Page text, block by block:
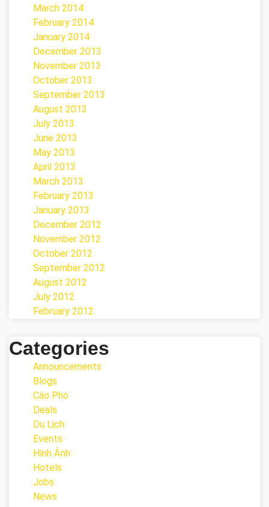
March 2014
February 2014
January 2014
December 2013
November 2013
October 2013
September 2013
August 2013
July 2013
June 2013
May 2013
April 2013
March 2013
February 2013
January 2013
December 2012
November 2012
October 2012
September 2012
August 2012
July 2012
February 2012
Categories
Announcements
Blogs
Cáo Phó
Deals
Du Lịch
Events
Hình Ảnh
Hotels
Jobs
News